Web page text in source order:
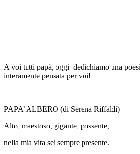
A voi tutti papà, oggi dedichiamo una
interamente pensata per voi!
PAPA’ ALBERO (di Serena Riffaldi)
Alto, maestoso, gigante, possente,
nella mia vita sei sempre presente.